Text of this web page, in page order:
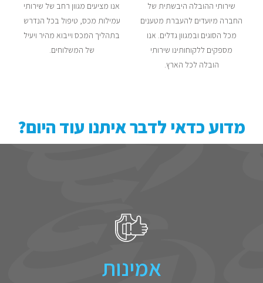
שירותי ההובלה היבשתית של
החברה מיועדים להעברת מטענים
מכל הסוגים ובמגוון גדלים. אנו
מספקים ללקוחותינו שירותי
הובלה לכל הארץ.
אנו מציעים מגוון רחב של שירותי
עמילות מכס, טיפול בכל הנדרש
בתהליך המכס וייבוא מהיר ויעיל
של המשלוחים.
מדוע כדאי לדבר איתנו עוד היום?
אמינות